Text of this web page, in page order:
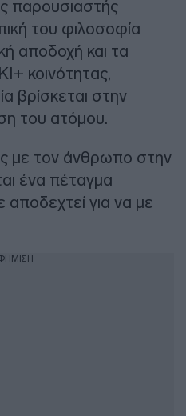
παρουσιαστής
του φιλοσοφία
αποδοχή και τα
κοινότητας,
βρίσκεται στην
του ατόμου.
με τον άνθρωπο στην
ένα πέταγμα
για να με